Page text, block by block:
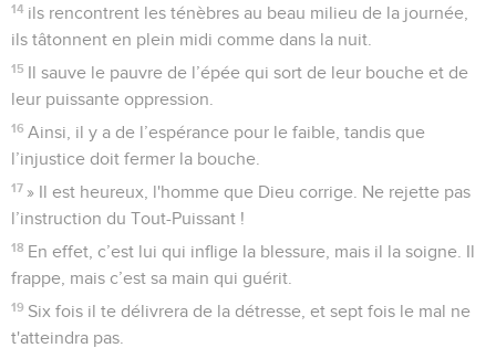
14 ils rencontrent les ténèbres au beau milieu de la journée,
ils tâtonnent en plein midi comme dans la nuit.
15 Il sauve le pauvre de l’épée qui sort de leur bouche et de
leur puissante oppression.
16 Ainsi, il y a de l’espérance pour le faible, tandis que
l’injustice doit fermer la bouche.
17 » Il est heureux, l'homme que Dieu corrige. Ne rejette pas
l’instruction du Tout-Puissant !
18 En effet, c’est lui qui inflige la blessure, mais il la soigne. Il
frappe, mais c’est sa main qui guérit.
19 Six fois il te délivrera de la détresse, et sept fois le mal ne
t'atteindra pas.